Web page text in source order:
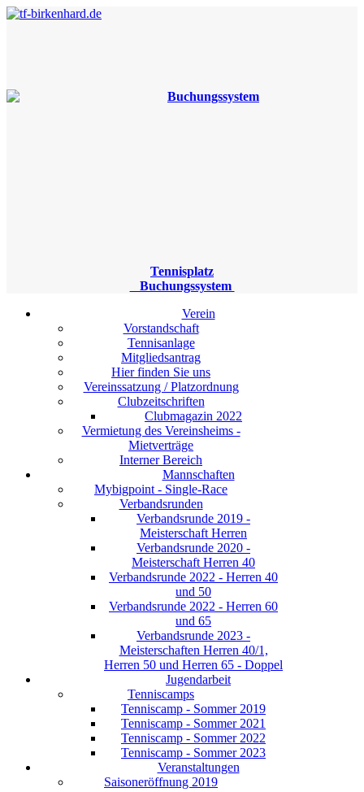
Tennisplatz
Buchungssystem
Verein
Vorstandschaft
Tennisanlage
Mitgliedsantrag
Hier finden Sie uns
Vereinssatzung / Platzordnung
Clubzeitschriften
Clubmagazin 2022
Vermietung des Vereinsheims -
Mietverträge
Interner Bereich
Mannschaften
Mybigpoint - Single-Race
Verbandsrunden
Verbandsrunde 2019 -
Meisterschaft Herren
Verbandsrunde 2020 -
Meisterschaft Herren 40
Verbandsrunde 2022 - Herren 40
und 50
Verbandsrunde 2022 - Herren 60
und 65
Verbandsrunde 2023 -
Meisterschaften Herren 40/1,
Herren 50 und Herren 65 - Doppel
Jugendarbeit
Tenniscamps
Tenniscamp - Sommer 2019
Tenniscamp - Sommer 2021
Tenniscamp - Sommer 2022
Tenniscamp - Sommer 2023
Veranstaltungen
Saisoneröffnung 2019